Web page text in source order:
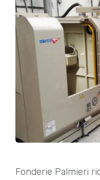
Fonderie Palmieri